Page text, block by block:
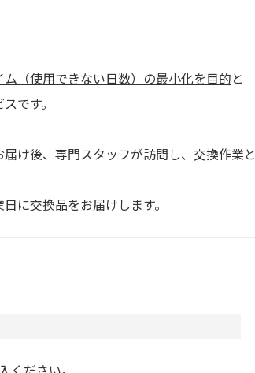
ム（使用できない日数）の最小化を目的と
です。
け後、専門スタッフが訪問し、交換作業と
に交換品をお届けします。